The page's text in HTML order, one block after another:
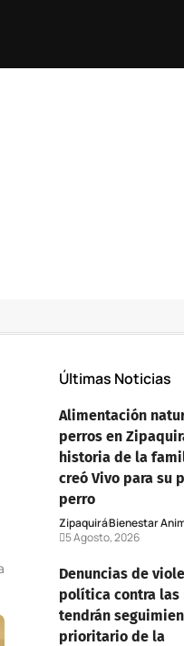
Últimas Noticias
Alimentación
perros en
historia de la
creó Vivo para su
perro
ZipaquiráBienestar
5 Agosto, 2026
Denuncias de
política contra las
tendrán
prioritario de la